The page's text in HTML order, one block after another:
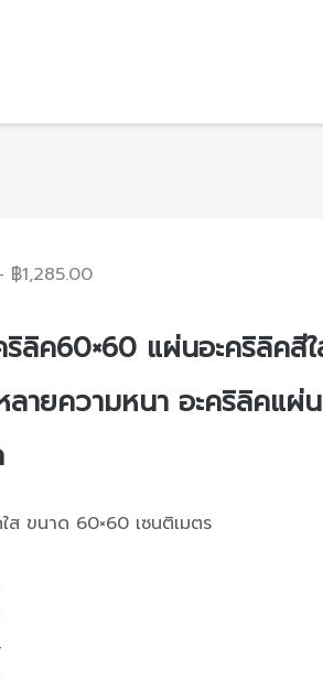
฿1,285.00
ริลิค60×60 แผ่นอะคริลิคสี
ายความหนา อะคริลิคแผ่น
ส ขนาด 60×60 เซนติเมตร